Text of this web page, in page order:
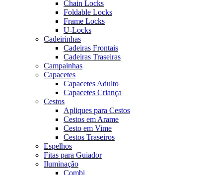
Chain Locks
Foldable Locks
Frame Locks
U-Locks
Cadeirinhas
Cadeiras Frontais
Cadeiras Traseiras
Campainhas
Capacetes
Capacetes Adulto
Capacetes Criança
Cestos
Apliques para Cestos
Cestos em Arame
Cesto em Vime
Cestos Traseiros
Espelhos
Fitas para Guiador
Iluminação
Combi